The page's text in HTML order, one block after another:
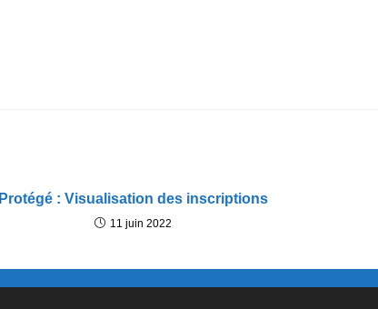
Protégé : Visualisation des inscriptions
11 juin 2022